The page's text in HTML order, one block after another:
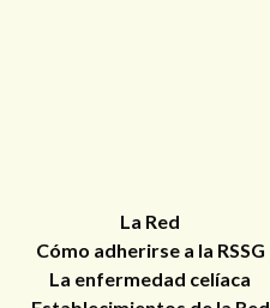
La Red
Cómo adherirse a la RSSG
La enfermedad celíaca